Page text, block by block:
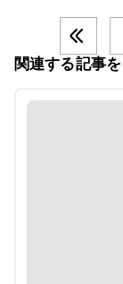
関連する記事